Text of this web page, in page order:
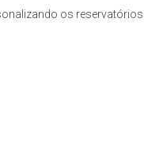
os reservatórios